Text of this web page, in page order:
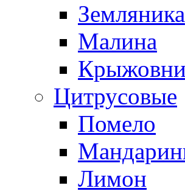
Земляника
Малина
Цитрусовые
Помело
Лимон